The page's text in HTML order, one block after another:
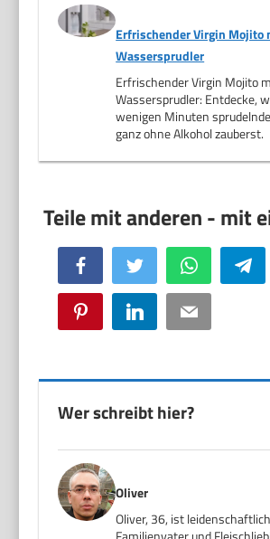
Erfrischender Virgin Mojito
Wassersprudler
Erfrischender Virgin Mojito
Wassersprudler: Entdecke,
wenigen Minuten
ganz ohne Alkohol zauberst.
Facebook Twitter WhatsApp
Pinterest LinkedIn Email
Wer schreibt hier?
Oliver
Oliver, 36, ist